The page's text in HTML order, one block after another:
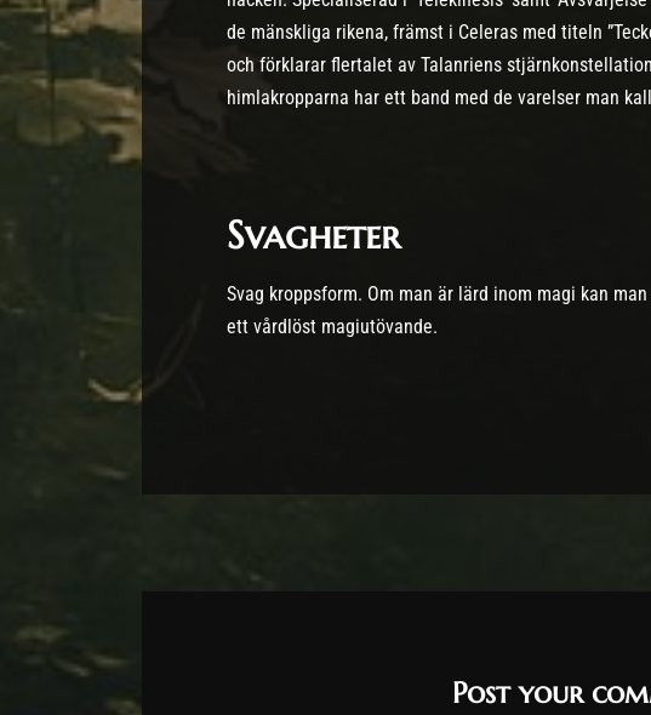
de mänskliga rikena, främst i Celeras med titeln
och förklarar flertalet av Talanriens
himlakropparna har ett band med de varelser man
Svagheter
Svag kroppsform. Om man är lärd inom magi kan
ett vårdlöst magiutövande.
Post your